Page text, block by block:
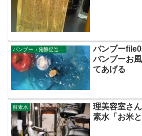
バンブー（発酵促進・エネルギーチャージ機）
バンブー
バンブーお
てあげる
酵素水
理美容室さ
素水「お米